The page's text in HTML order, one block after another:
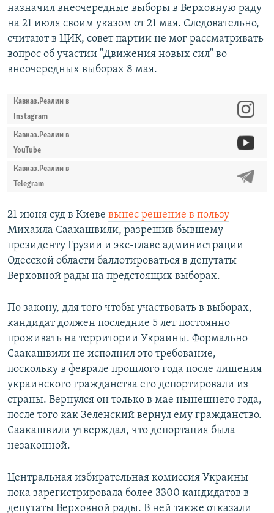
назначил внеочередные выборы в Верховную раду
на 21 июля своим указом от 21 мая. Следовательно,
считают в ЦИК, совет партии не мог рассматривать
вопрос об участии "Движения новых сил" во
внеочередных выборах 8 мая.
Кавказ.Реалии в
Instagram
Кавказ.Реалии в
YouTube
Кавказ.Реалии в
Telegram
21 июня суд в Киеве вынес решение в пользу
Михаила Саакашвили, разрешив бывшему
президенту Грузии и экс-главе администрации
Одесской области баллотироваться в депутаты
Верховной рады на предстоящих выборах.
По закону, для того чтобы участвовать в выборах,
кандидат должен последние 5 лет постоянно
проживать на территории Украины. Формально
Саакашвили не исполнил это требование,
поскольку в феврале прошлого года после лишения
украинского гражданства его депортировали из
страны. Вернулся он только в мае нынешнего года,
после того как Зеленский вернул ему гражданство.
Саакашвили утверждал, что депортация была
незаконной.
Центральная избирательная комиссия Украины
пока зарегистрировала более 3300 кандидатов в
депутаты Верховной рады. В ней также отказали